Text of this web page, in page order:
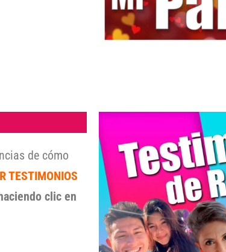
de cómo
TESTIMONIOS
clic en